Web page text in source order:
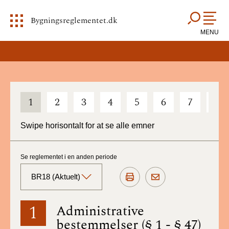
Bygningsreglementet.dk
MENU
1 2 3 4 5 6 7
Swipe horisontalt for at se alle emner
1 Administrative
bestemmelser (§ 1 - § 47)
Se reglementet i en anden periode
BR18 (Aktuelt)
BR18 (Aktuelt)